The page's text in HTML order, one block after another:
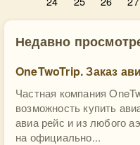
Недавно
OneTwoTrip. Заказ
Частная компания
возможность купить
авиа рейс и из любого
на официально...